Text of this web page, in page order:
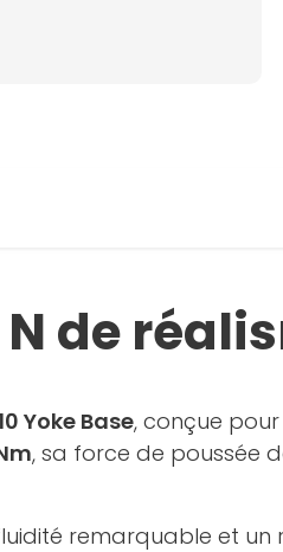
de
Yoke Base, conçue
, sa force de poussée
remarquable et un